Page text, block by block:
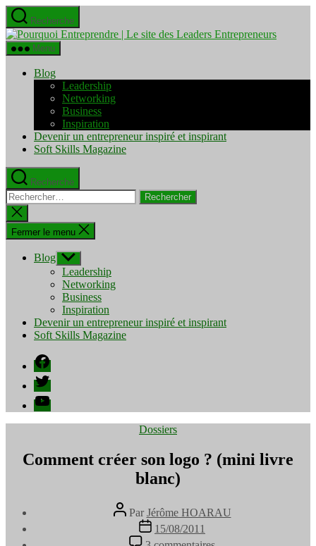
Aller
au
contenu
Recherche
Pourquoi
Menu
Blog
Leadership
Networking
Business
Inspiration
Devenir un entrepreneur inspiré et inspirant
Soft Skills Magazine
Recherche
Rechercher :
Fermer
la
recherche
Fermer le menu
Blog Afficher
le
sous-
menu
Leadership
Networking
Business
Inspiration
Devenir un entrepreneur inspiré et inspirant
Soft Skills Magazine
Facebook
Twitter
YouTube
Catégories
Dossiers
Comment créer son logo ? (mini livre
blanc)
Auteur
de
l’article
Par Jérôme HOARAU
Date
de
15/08/2011